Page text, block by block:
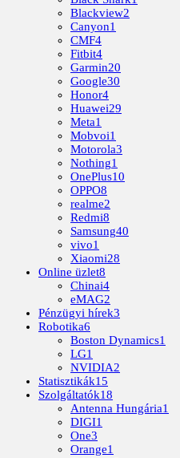
Blackview2
Canyon1
CMF4
Fitbit4
Garmin20
Google30
Honor4
Huawei29
Meta1
Mobvoi1
Motorola3
Nothing1
OnePlus10
OPPO8
realme2
Redmi8
Samsung40
vivo1
Xiaomi28
Online üzlet8
Chinai4
eMAG2
Pénzügyi hírek3
Robotika6
Boston Dynamics1
LG1
NVIDIA2
Statisztikák15
Szolgáltatók18
Antenna Hungária1
DIGI1
One3
Orange1